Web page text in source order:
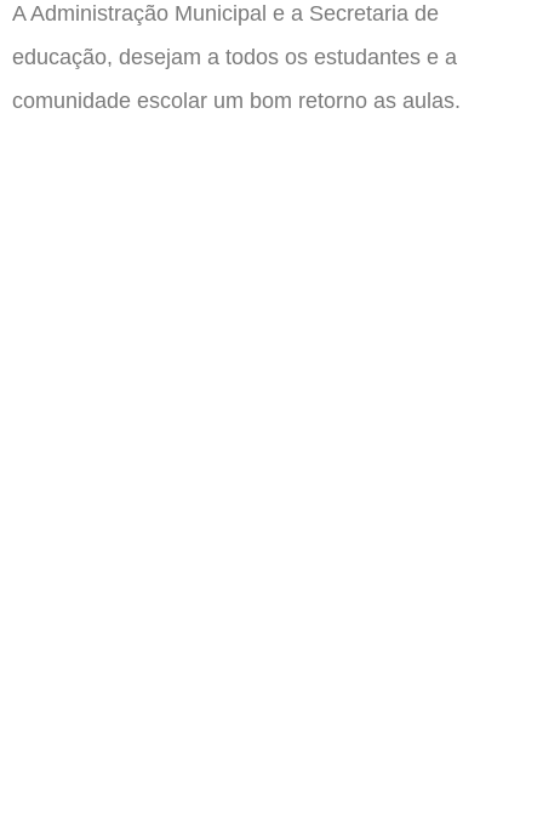
A Administração Municipal e a Secretaria de
educação, desejam a todos os estudantes e a
comunidade escolar um bom retorno as aulas.